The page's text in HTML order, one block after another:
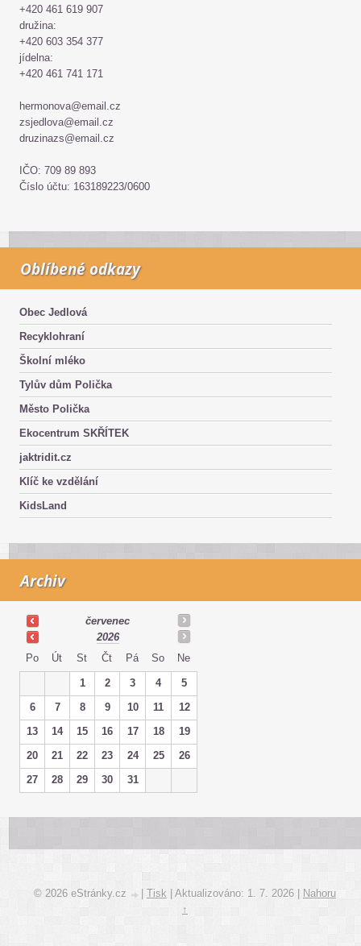
+420 461 619 907
družina:
+420 603 354 377
jídelna:
+420 461 741 171
hermonova@email.cz
zsjedlova@email.cz
druzinazs@email.cz
IČO: 709 89 893
Číslo účtu: 163189223/0600
Oblíbené odkazy
Obec Jedlová
Recyklohraní
Školní mléko
Tylův dům Polička
Město Polička
Ekocentrum SKŘÍTEK
jaktridit.cz
Klíč ke vzdělání
KidsLand
Archiv
červenec
2026
Po
Út St Čt Pá So Ne
1 2 3 4
5
6
7 8 9 10 11
12
13
14 15 16 17 18
19
20
21 22 23 24 25
26
27
28 29 30 31
© 2026 eStránky.cz | Tisk | Aktualizováno: 1. 7. 2026 | Nahoru
↑